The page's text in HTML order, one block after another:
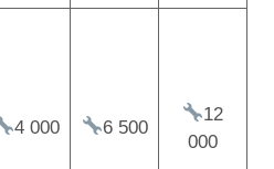
4 000 6 500
12
000